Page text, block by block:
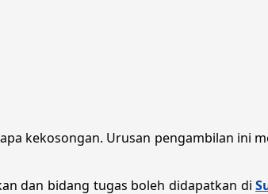
kekosongan. Urusan pengambilan ini
dan bidang tugas boleh didapatkan di